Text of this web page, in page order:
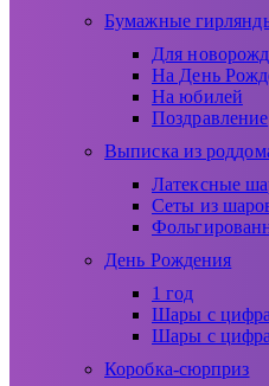
Бумажные
Для
На День
На юбилей
Поздравление
Выписка из
Латексные
Сеты из
День Рождения
1 год
Шары с
Шары с
Коробка-сюрприз